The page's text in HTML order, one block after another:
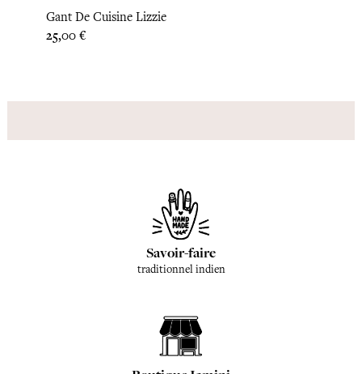
Gant De Cuisine Lizzie
Prix
25,00 €
Savoir-faire
traditionnel indien